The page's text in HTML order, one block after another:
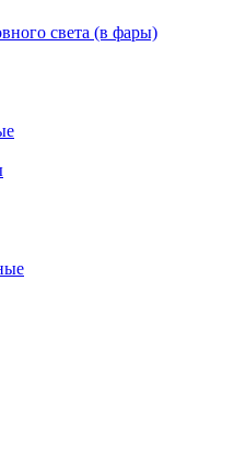
света (в фары)